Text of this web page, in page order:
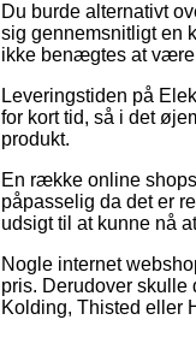
Du burde alternativt
sig gennemsnitligt en
ikke benægtes at være
Leveringstiden på
for kort tid, så i det
produkt.
En række online
påpasselig da det er
udsigt til at kunne nå
Nogle internet
pris. Derudover skulle
Kolding, Thisted eller